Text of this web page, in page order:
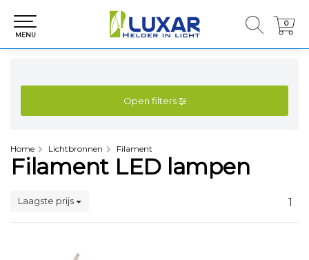
0
0
MENU
Open filters
Home Lichtbronnen Filament
Filament LED lampen
Laagste prijs 1